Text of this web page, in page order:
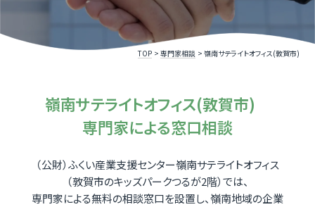
TOP 専門家相談 嶺南サテライトオフィス(敦賀市)
嶺南サテライトオフィス(敦賀市)
専門家による窓口相談
（公財）ふくい産業支援センター嶺南サテライトオフィス
（敦賀市のキッズパークつるが2階）では、
専門家による無料の相談窓口を設置し、嶺南地域の企業